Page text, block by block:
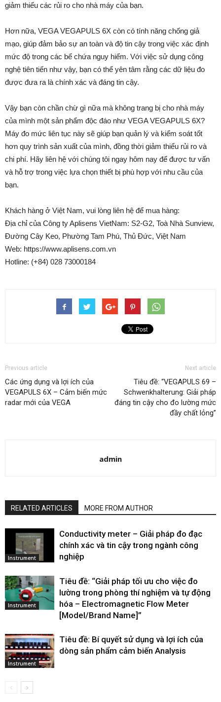
giảm thiểu các rủi ro cho nhà máy của bạn.
Hơn nữa, VEGA VEGAPULS 6X còn có tính năng chống giả
mạo, giúp đảm bảo sự an toàn và độ tin cậy trong việc xác định
mức độ trong các bể chứa nguy hiểm. Với việc sử dụng công
nghệ tiên tiến như vậy, bạn có thể yên tâm rằng các dữ liệu đo
được đưa ra là chính xác và đáng tin cậy.
Vậy bạn còn chần chừ gì nữa mà không trang bị cho nhà máy
của mình một sản phẩm độc đáo như VEGA VEGAPULS 6X?
Máy đo mức liên tục này sẽ giúp bạn quản lý và kiểm soát tốt
hơn quy trình sản xuất của mình, đồng thời giảm thiểu rủi ro và
chi phí. Hãy liên hệ với chúng tôi ngay hôm nay để được tư vấn
và hỗ trợ trong việc lựa chọn thiết bị phù hợp với nhu cầu của
bạn.
Khách hàng ở Việt Nam, vui lòng liên hệ để mua hàng:
Địa chỉ của Công ty Aplisens VietNam: S2-G2, Toà Nhà Sunview,
Đường Cây Keo, Phường Tam Phú, Thủ Đức, Việt Nam
Web: https://www.aplisens.com.vn
Hotline: (+84) 028 73000184
Previous article
Các ứng dụng và lợi ích của
VEGAPULS 6X – Cảm biến mức
radar mới của VEGA
Next article
Tiêu đề: “VEGAPULS 69 –
Schwenkhalterung: Giải pháp
đáng tin cậy cho đo lường mức
đầy chất lỏng”
admin
RELATED ARTICLES MORE FROM AUTHOR
Instrument
Conductivity meter – Giải pháp đo đạc
chính xác và tin cậy trong ngành công
nghiệp
Instrument
Tiêu đề: “Giải pháp tối ưu cho việc đo
lường trong phòng thí nghiệm và tự động
hóa – Electromagnetic Flow Meter
[Model/Brand Name]”
Instrument
Tiêu đề: Bí quyết sử dụng và lợi ích của
dòng sản phẩm cảm biến Analysis